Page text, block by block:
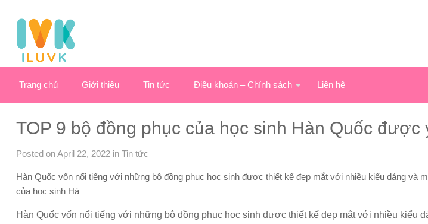
Trang chủ Giới thiệu Tin tức Điều khoản – Chính sách Liên hệ
TOP 9 bộ đồng phục của học sinh Hàn Quốc được
Posted on April 22, 2022 in Tin tức
Hàn Quốc vốn nổi tiếng với những bộ đồng phục học sinh được thiết kế đẹp mắt với nhiều kiểu dáng và
của học sinh Hà
Hàn Quốc vốn nổi tiếng với những bộ đồng phục học sinh được thiết kế đẹp mắt với nhiều kiểu